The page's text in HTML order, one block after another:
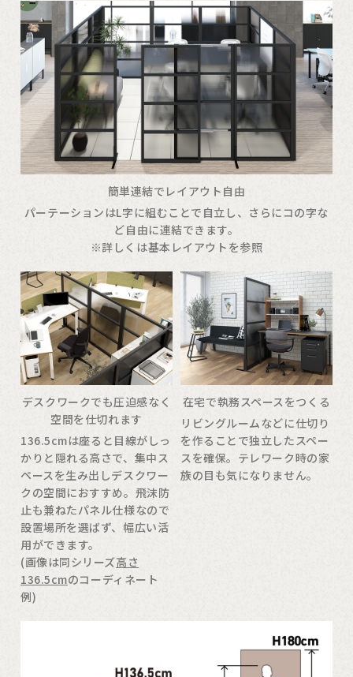
簡単連結でレイアウト自由
パーテーションはL字に組むことで自立し、さらにコの字な
ど自由に連結できます。
※詳しくは基本レイアウトを参照
デスクワークでも圧迫感なく
空間を仕切れます
136.5cmは座ると目線がしっ
かりと隠れる高さで、集中ス
ペースを生み出しデスクワー
クの空間におすすめ。飛沫防
止も兼ねたパネル仕様なので
設置場所を選ばず、幅広い活
用ができます。
(画像は同シリーズ高さ
136.5cmのコーディネート
例)
在宅で執務スペースをつくる
リビングルームなどに仕切り
を作ることで独立したスペー
スを確保。テレワーク時の家
族の目も気になりません。